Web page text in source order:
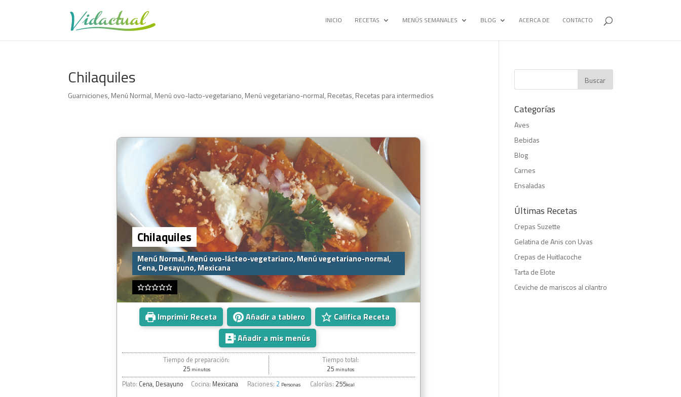
INICIO RECETAS MENÚS SEMANALES BLOG ACERCA DE CONTACTO
Chilaquiles
Guarniciones, Menú Normal, Menú ovo-lacto-vegetariano, Menú vegetariano-normal, Recetas, Recetas para intermedios
Chilaquiles
Menú Normal, Menú ovo-lácteo-vegetariano, Menú vegetariano-normal,
Cena, Desayuno, Mexicana
Imprimir Receta Añadir a tablero
Califica Receta
Añadir a mis menús
Tiempo de preparación:
25 minutos
Tiempo total:
25 minutos
Plato: Cena, Desayuno Cocina: Mexicana Raciones: 2 Personas Calorías: 255kcal
Categorías
Aves
Bebidas
Blog
Carnes
Ensaladas
Últimas Recetas
Crepas Suzette
Gelatina de Anis con Uvas
Crepas de Huitlacoche
Tarta de Elote
Ceviche de mariscos al cilantro